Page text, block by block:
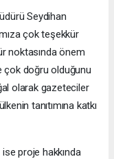
Seydihan
çok teşekkür
noktasında önem
çok doğru olduğunu
olarak gazeteciler
tanıtımına katkı
proje hakkında